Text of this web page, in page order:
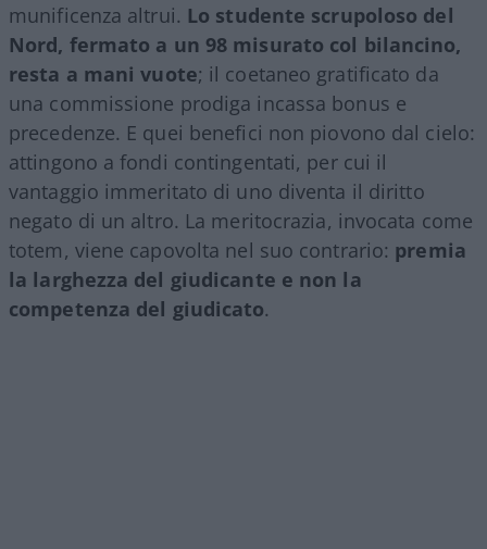
munificenza altrui. Lo studente scrupoloso del
Nord, fermato a un 98 misurato col bilancino,
resta a mani vuote; il coetaneo gratificato da
una commissione prodiga incassa bonus e
precedenze. E quei benefici non piovono dal cielo:
attingono a fondi contingentati, per cui il
vantaggio immeritato di uno diventa il diritto
negato di un altro. La meritocrazia, invocata come
totem, viene capovolta nel suo contrario: premia
la larghezza del giudicante e non la
competenza del giudicato.